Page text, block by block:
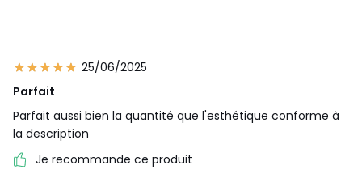
25/06/2025
Parfait
Parfait aussi bien la quantité que l'esthétique conforme à
la description
Je recommande ce produit